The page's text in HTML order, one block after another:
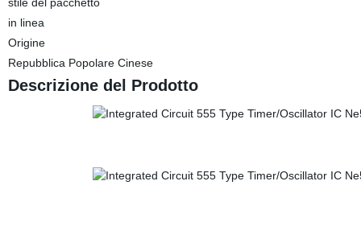
in linea
Origine
Repubblica Popolare Cinese
Descrizione del Prodotto